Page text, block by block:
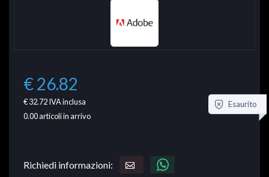
€ 26.82
€ 32.72IVA inclusa
0.00articoli in arrivo
Esaurito
Richiedi informazioni: